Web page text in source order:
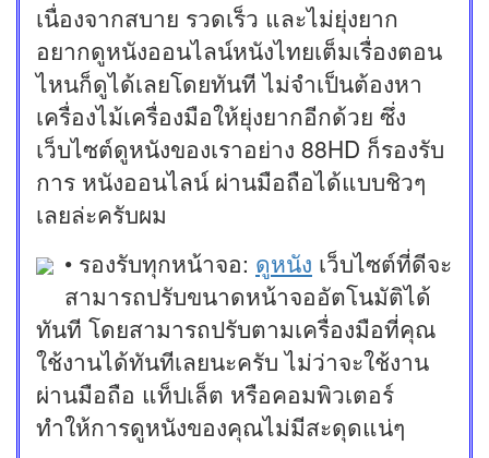
เนื่องจากสบาย รวดเร็ว และไม่ยุ่งยาก
อยากดูหนังออนไลน์หนังไทยเต็มเรื่องตอน
ไหนก็ดูได้เลยโดยทันที ไม่จำเป็นต้องหา
เครื่องไม้เครื่องมือให้ยุ่งยากอีกด้วย ซึ่ง
เว็บไซต์ดูหนังของเราอย่าง 88HD ก็รองรับ
การ หนังออนไลน์ ผ่านมือถือได้แบบชิวๆ
เลยล่ะครับผม
• รองรับทุกหน้าจอ: ดูหนัง เว็บไซต์ที่ดีจะ
สามารถปรับขนาดหน้าจออัตโนมัติได้
ทันที โดยสามารถปรับตามเครื่องมือที่คุณ
ใช้งานได้ทันทีเลยนะครับ ไม่ว่าจะใช้งาน
ผ่านมือถือ แท็ปเล็ต หรือคอมพิวเตอร์
ทำให้การดูหนังของคุณไม่มีสะดุดแน่ๆ